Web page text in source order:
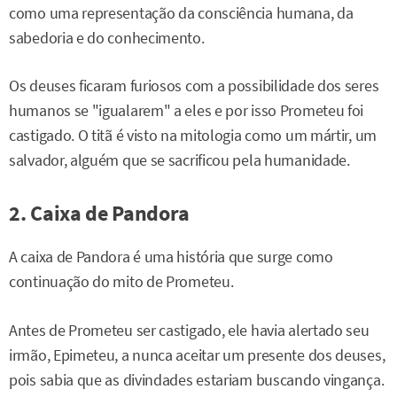
como uma representação da consciência humana, da
sabedoria e do conhecimento.
Os deuses ficaram furiosos com a possibilidade dos seres
humanos se "igualarem" a eles e por isso Prometeu foi
castigado. O titã é visto na mitologia como um mártir, um
salvador, alguém que se sacrificou pela humanidade.
2. Caixa de Pandora
A caixa de Pandora é uma história que surge como
continuação do mito de Prometeu.
Antes de Prometeu ser castigado, ele havia alertado seu
irmão, Epimeteu, a nunca aceitar um presente dos deuses,
pois sabia que as divindades estariam buscando vingança.